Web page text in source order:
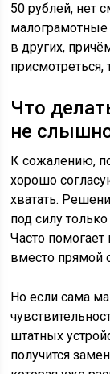
50 рублей, нет
малограмотные
в других,
Что
не
К сожалению,
хорошо
хватать.
под силу
Часто помогает
вместо прямой
Но если сама
штатных
получится